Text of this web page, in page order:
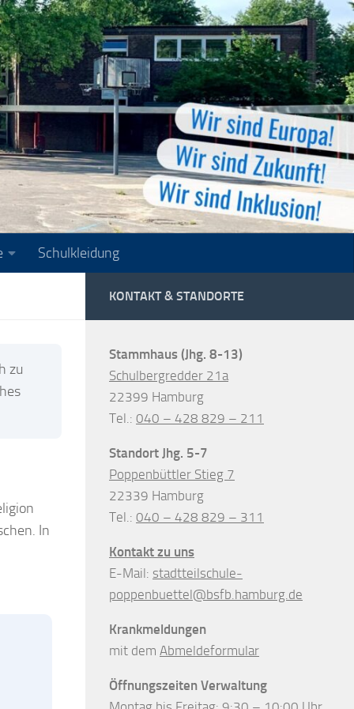
Schulkleidung
zu
In
KONTAKT & STANDORTE
Stammhaus (Jhg. 8-13)
Schulbergredder 21a
22399 Hamburg
Tel.: 040 – 428 829 – 211
Standort Jhg. 5-7
Poppenbüttler Stieg 7
22339 Hamburg
Tel.: 040 – 428 829 – 311
Kontakt zu uns
E-Mail: stadtteilschule-
poppenbuettel@bsfb.hamburg.de
Krankmeldungen
mit dem Abmeldeformular
Öffnungszeiten Verwaltung